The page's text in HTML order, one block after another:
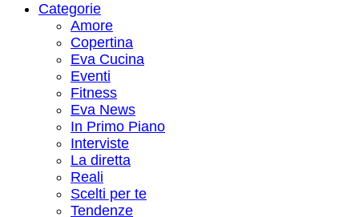
Categorie
Amore
Copertina
Eva Cucina
Eventi
Fitness
Eva News
In Primo Piano
Interviste
La diretta
Reali
Scelti per te
Tendenze